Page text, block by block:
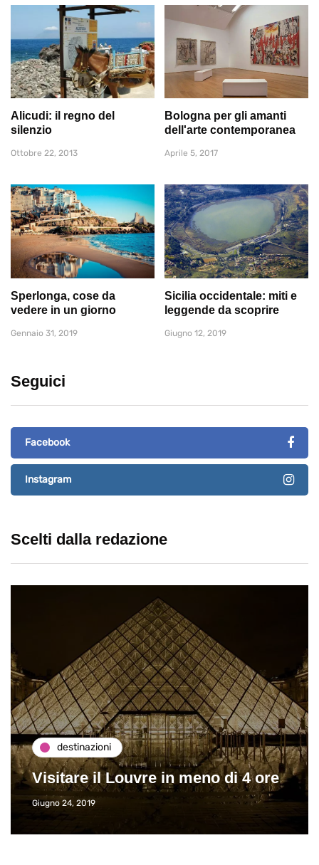
Alicudi: il regno del
silenzio
Ottobre 22, 2013
Bologna per gli amanti
dell'arte contemporanea
Aprile 5, 2017
Sperlonga, cose da
vedere in un giorno
Gennaio 31, 2019
Sicilia occidentale: miti e
leggende da scoprire
Giugno 12, 2019
Seguici
Facebook
Instagram
Scelti dalla redazione
destinazioni
Visitare il Louvre in meno di 4 ore
Giugno 24, 2019